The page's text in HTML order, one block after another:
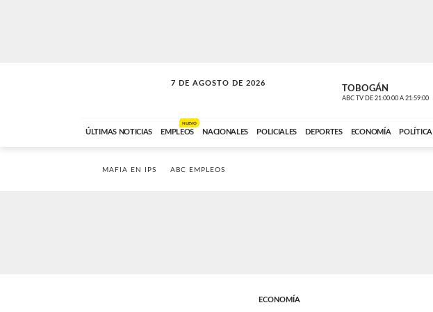
7 DE AGOSTO DE 2026
SOLO MÚSICA TOBOGÁN
ABC TV DE 21:00:00 A 21:59:00
ÚLTIMAS NOTICIAS EMPLEOS
NUEVO
NACIONALES POLICIALES DEPORTES ECONOMÍA POLÍTICA
MAFIA EN IPS ABC EMPLEOS
ECONOMÍA